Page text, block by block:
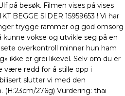
på besøk. Filmen vises på vises
BEGGE SIDER 15959653 ! Vi har
trygge rammer og god omsorg
kunne vokse og utvikle seg på en
overkontroll minner hun ham
ikke er grei likevel. Selv om du er
være redd for å stille opp i
slutter vi med den
(H:23cm/276g) Vurdering: thai